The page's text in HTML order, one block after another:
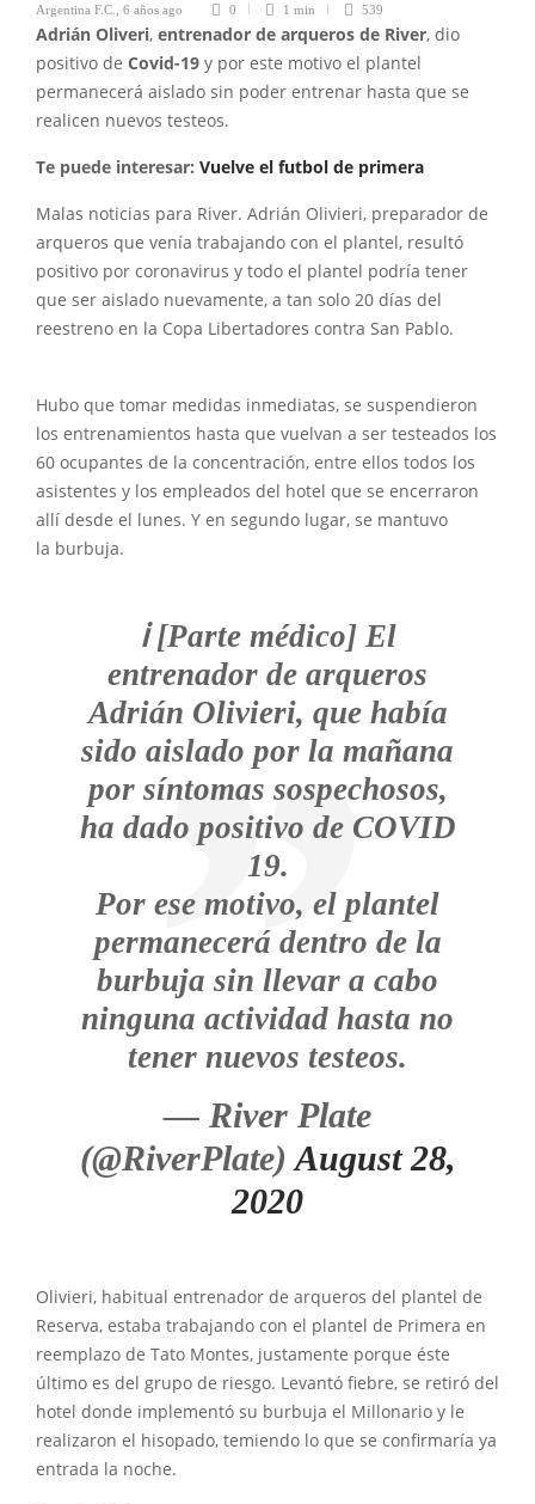
Argentina F.C. 6 años ago 0 1 min 539
Adrián Oliveri, entrenador de arqueros de River, dio
positivo de Covid-19 y por este motivo el plantel
permanecerá aislado sin poder entrenar hasta que se
realicen nuevos testeos.
Te puede interesar: Vuelve el futbol de primera
Malas noticias para River. Adrián Olivieri, preparador de
arqueros que venía trabajando con el plantel, resultó
positivo por coronavirus y todo el plantel podría tener
que ser aislado nuevamente, a tan solo 20 días del
reestreno en la Copa Libertadores contra San Pablo.
Hubo que tomar medidas inmediatas, se suspendieron
los entrenamientos hasta que vuelvan a ser testeados los
60 ocupantes de la concentración, entre ellos todos los
asistentes y los empleados del hotel que se encerraron
allí desde el lunes. Y en segundo lugar, se mantuvo
la burbuja.
ℹ️ [Parte médico] El
entrenador de arqueros
Adrián Olivieri, que había
sido aislado por la mañana
por síntomas sospechosos,
ha dado positivo de COVID
19.
Por ese motivo, el plantel
permanecerá dentro de la
burbuja sin llevar a cabo
ninguna actividad hasta no
tener nuevos testeos.
— River Plate
(@RiverPlate)August 28,
2020
Olivieri, habitual entrenador de arqueros del plantel de
Reserva, estaba trabajando con el plantel de Primera en
reemplazo de Tato Montes, justamente porque éste
último es del grupo de riesgo. Levantó fiebre, se retiró del
hotel donde implementó su burbuja el Millonario y le
realizaron el hisopado, temiendo lo que se confirmaría ya
entrada la noche.